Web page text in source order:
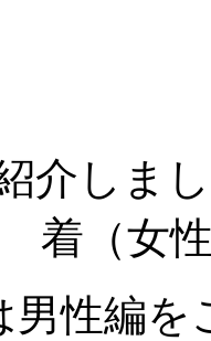
介しま
着（女
男性編を